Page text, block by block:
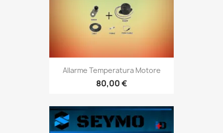
Allarme Temperatura Motore
80,00 €